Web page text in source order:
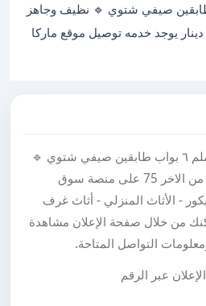
١٨ملم ٦ بواب طابقين صيفي شتوي 🔹 نظيف وجاهز
للمعاينه بسعر من الاخر 75 دينار يوجد خدمه توصيل موقع ماركا
شاهد إعلان خزانة لاتيه ١٨ملم ٦ بواب طابقين صيفي شتوي 🔹
نظيف وجاهز للمعاينهبسعر من الاخر 75 على منصة سوق
- الأثاث المنزلي - أثاث غرف
من خلال صفحة الإعلان مشاهدة
التواصل المتاحة.
عبر الرقم